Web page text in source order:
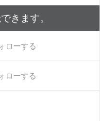
きます。
ローする
ローする